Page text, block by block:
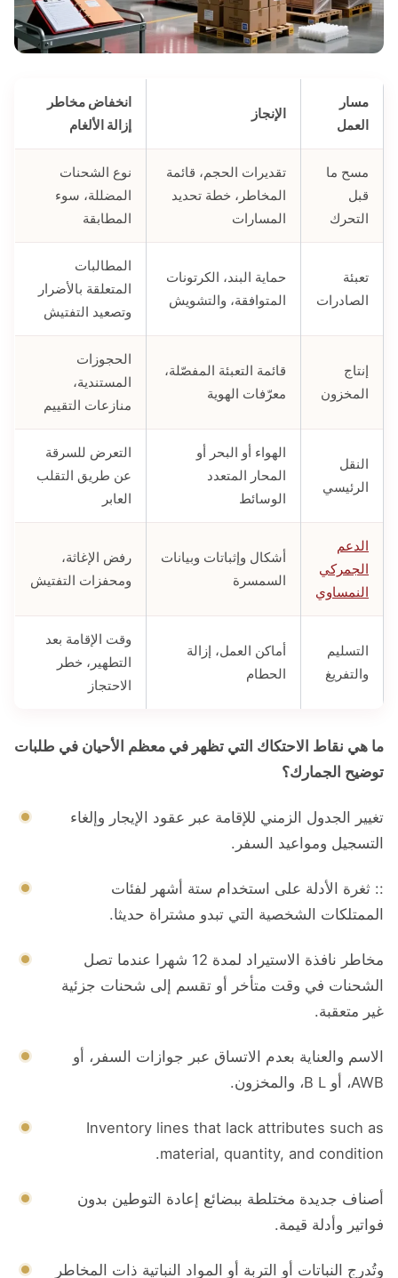
مسار
العمل
الإنجاز
انخفاض مخاطر
إزالة الألغام
مسح ما
قبل
التحرك
تقديرات الحجم، قائمة
المخاطر، خطة تحديد
المسارات
نوع الشحنات
المضللة، سوء
المطابقة
تعبئة
الصادرات
حماية البند، الكرتونات
المتوافقة، والتشويش
المطالبات
المتعلقة بالأضرار
وتصعيد التفتيش
إنتاج
المخزون
قائمة التعبئة المفصّلة،
معرّفات الهوية
الحجوزات
المستندية،
منازعات التقييم
النقل
الرئيسي
الهواء أو البحر أو
المحار المتعدد
الوسائط
التعرض للسرقة
عن طريق التقلب
العابر
الدعم
الجمركي
النمساوي
أشكال وإثباتات وبيانات
السمسرة
رفض الإغاثة،
ومحفزات التفتيش
التسليم
والتفريغ
أماكن العمل، إزالة
الحطام
وقت الإقامة بعد
التطهير، خطر
الاحتجاز
ما هي نقاط الاحتكاك التي تظهر في معظم الأحيان في طلبات
توضيح الجمارك؟
تغيير الجدول الزمني للإقامة عبر عقود الإيجار وإلغاء
التسجيل ومواعيد السفر.
:: ثغرة الأدلة على استخدام ستة أشهر لفئات
الممتلكات الشخصية التي تبدو مشتراة حديثا.
مخاطر نافذة الاستيراد لمدة 12 شهرا عندما تصل
الشحنات في وقت متأخر أو تقسم إلى شحنات جزئية
غير متعقبة.
الاسم والعناية بعدم الاتساق عبر جوازات السفر، أو
AWB، أو B L، والمخزون.
Inventory lines that lack attributes such as
material, quantity, and condition.
أصناف جديدة مختلطة ببضائع إعادة التوطين بدون
فواتير وأدلة قيمة.
وتُدرج النباتات أو التربة أو المواد النباتية ذات المخاطر